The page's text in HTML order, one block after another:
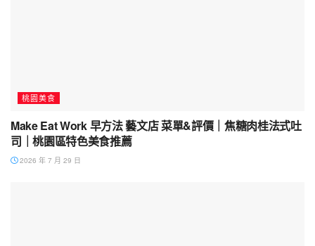
桃園美食
Make Eat Work 早方法 藝文店 菜單&評價｜焦糖肉桂法式吐
司｜桃園區特色美食推薦
2026 年 7 月 29 日